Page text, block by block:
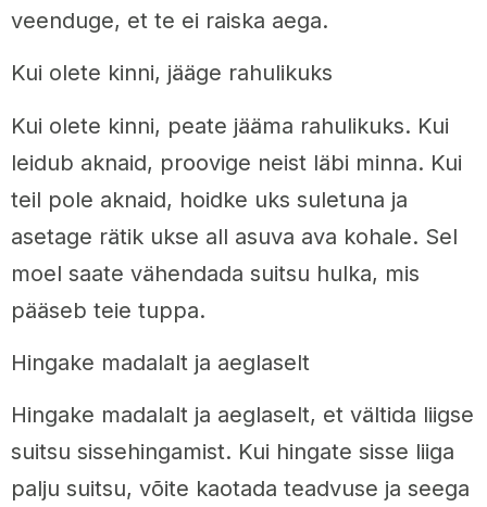
veenduge, et te ei raiska aega.
Kui olete kinni, jääge rahulikuks
Kui olete kinni, peate jääma rahulikuks. Kui
leidub aknaid, proovige neist läbi minna. Kui
teil pole aknaid, hoidke uks suletuna ja
asetage rätik ukse all asuva ava kohale. Sel
moel saate vähendada suitsu hulka, mis
pääseb teie tuppa.
Hingake madalalt ja aeglaselt
Hingake madalalt ja aeglaselt, et vältida liigse
suitsu sissehingamist. Kui hingate sisse liiga
palju suitsu, võite kaotada teadvuse ja seega